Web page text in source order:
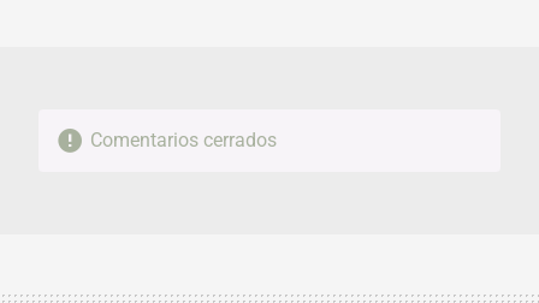
Comentarios cerrados